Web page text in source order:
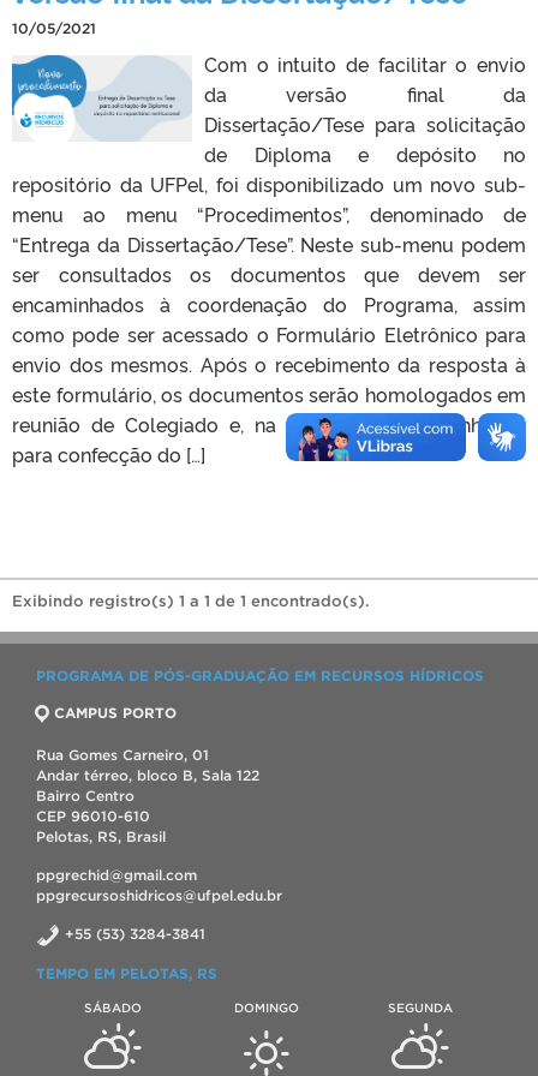
10/05/2021
Com o intuito de facilitar o envio
da versão final da
Dissertação/Tese para solicitação
de Diploma e depósito no
repositório da UFPel, foi disponibilizado um novo sub-
menu ao menu “Procedimentos”, denominado de
“Entrega da Dissertação/Tese”. Neste sub-menu podem
ser consultados os documentos que devem ser
encaminhados à coordenação do Programa, assim
como pode ser acessado o Formulário Eletrônico para
envio dos mesmos. Após o recebimento da resposta à
este formulário, os documentos serão homologados em
reunião de Colegiado e, na sequência, encaminhados
para confecção do […]
Exibindo registro(s) 1 a 1 de 1 encontrado(s).
PROGRAMA DE PÓS-GRADUAÇÃO EM RECURSOS HÍDRICOS
CAMPUS PORTO
Rua Gomes Carneiro, 01
Andar térreo, bloco B, Sala 122
Bairro Centro
CEP 96010-610
Pelotas, RS, Brasil
ppgrechid@gmail.com
ppgrecursoshidricos@ufpel.edu.br
+55 (53) 3284-3841
TEMPO EM PELOTAS, RS
SÁBADO DOMINGO SEGUNDA